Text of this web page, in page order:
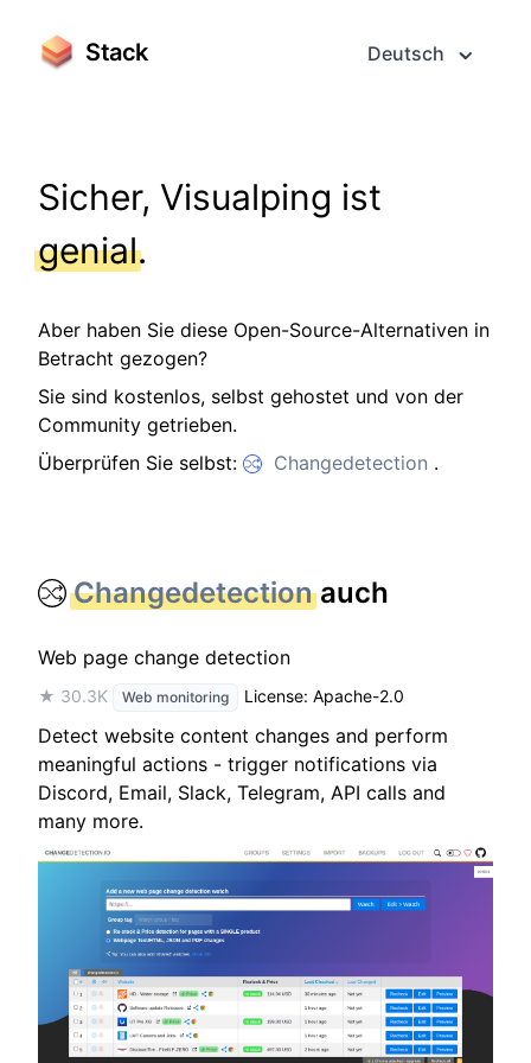
Stack Deutsch
Sicher, Visualping ist
genial.
Aber haben Sie diese Open-Source-Alternativen in
Betracht gezogen?
Sie sind kostenlos, selbst gehostet und von der
Community getrieben.
Überprüfen Sie selbst:
Changedetection .
Changedetectionauch
Web page change detection
★ 30.3K Web monitoring License: Apache-2.0
Detect website content changes and perform
meaningful actions - trigger notifications via
Discord, Email, Slack, Telegram, API calls and
many more.